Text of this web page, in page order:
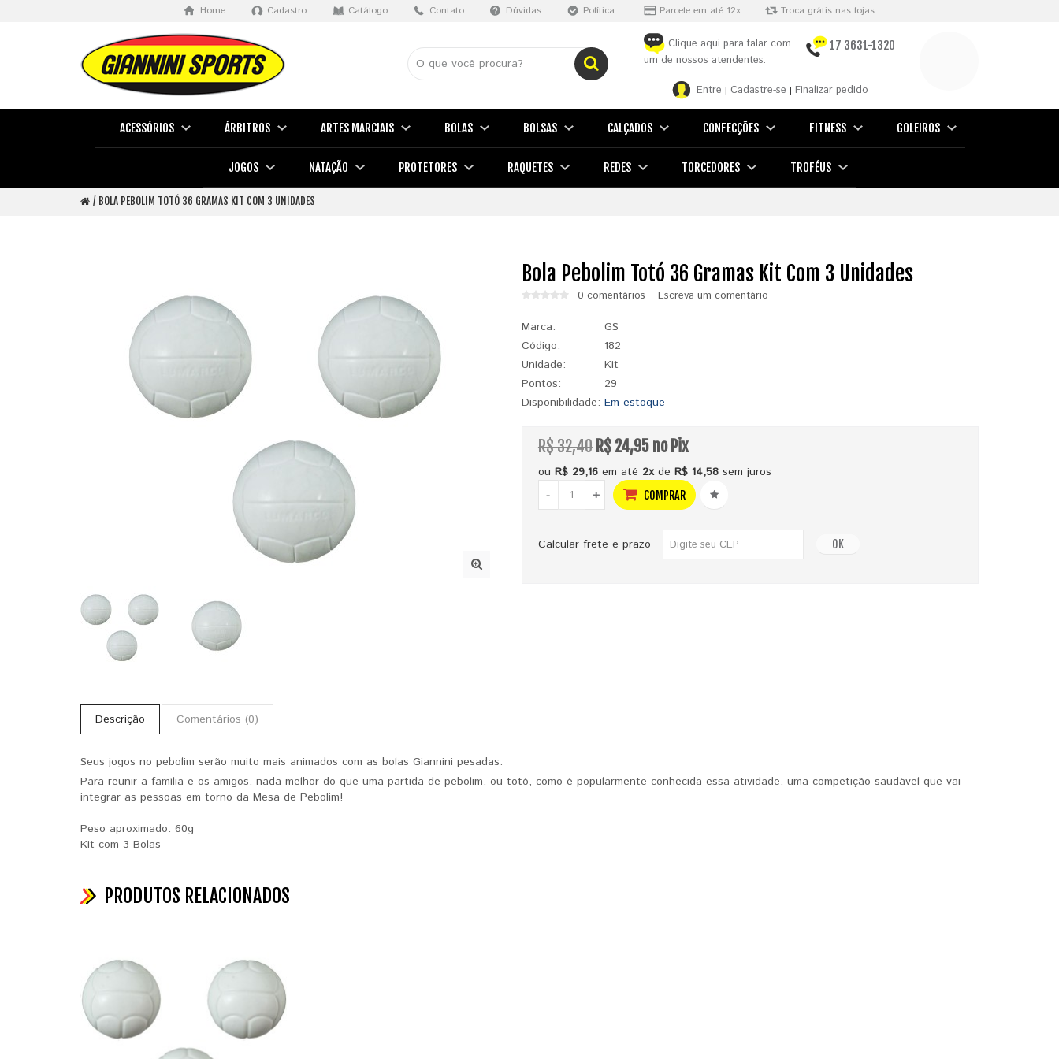
Home Cadastro Catálogo Contato Dúvidas Política Parcele em até 12x Troca grátis nas lojas
Clique aqui para falar com
um de nossos atendentes.
17 3631-1320
Entre | Cadastre-se | Finalizar pedido
ACESSÓRIOS ÁRBITROS ARTES MARCIAIS BOLAS BOLSAS CALÇADOS CONFECÇÕES FITNESS GOLEIROS
JOGOS NATAÇÃO PROTETORES RAQUETES REDES TORCEDORES TROFÉUS
BOLA PEBOLIM TOTÓ 36 GRAMAS KIT COM 3 UNIDADES
Bola Pebolim Totó 36 Gramas Kit Com 3 Unidades
0 comentários Escreva um comentário
Marca:
GS
Código:
182
Unidade:
Kit
Pontos:
29
Disponibilidade: Em estoque
R$ 32,40 R$ 24,95 no Pix
ou R$ 29,16em até 2xde R$ 14,58sem juros
-
+ COMPRAR
Calcular frete e prazo OK
Descrição Comentários (0)
Seus jogos no pebolim serão muito mais animados com as bolas Giannini pesadas.
Para reunir a família e os amigos, nada melhor do que uma partida de pebolim, ou totó, como é popularmente conhecida essa atividade, uma competição saudável que vai
integrar as pessoas em torno da Mesa de Pebolim!
Peso aproximado: 60g
Kit com 3 Bolas
PRODUTOS RELACIONADOS